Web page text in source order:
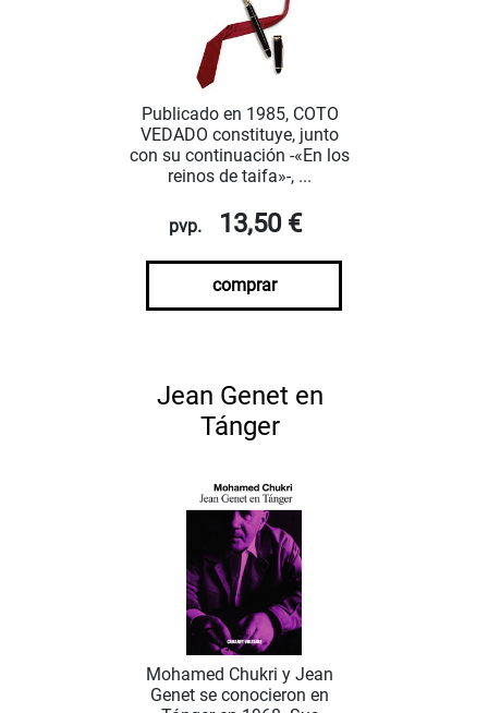
Publicado en 1985, COTO
VEDADO constituye, junto
con su continuación -«En los
reinos de taifa»-, ...
pvp. 13,50 €
comprar
Jean Genet en
Tánger
Mohamed Chukri y Jean
Genet se conocieron en